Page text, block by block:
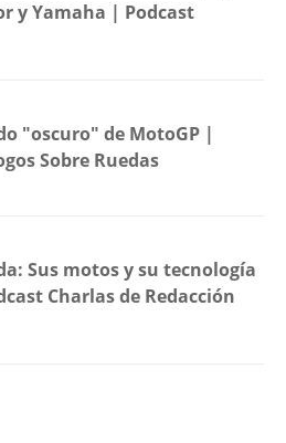
y Yamaha | Podcast
"oscuro" de MotoGP |
Sobre Ruedas
Sus motos y su tecnología
Charlas de Redacción